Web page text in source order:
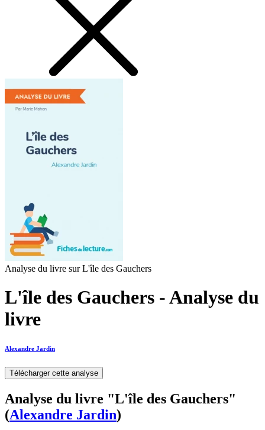
Analyse du livre sur L'île des Gauchers
L'île des Gauchers - Analyse du
livre
Alexandre Jardin
Télécharger cette analyse
Analyse du livre "L'île des Gauchers"
(Alexandre Jardin)